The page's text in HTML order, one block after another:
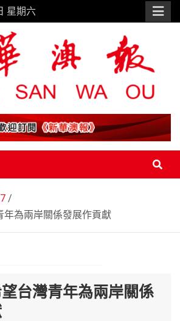
星期六
年為兩岸關係發展作貢獻
台灣青年為兩岸關係